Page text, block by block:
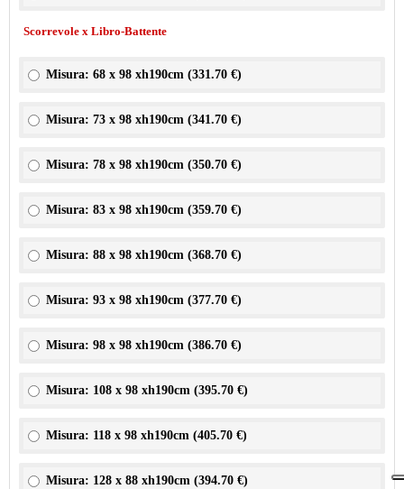
Scorrevole x Libro-Battente
Misura: 68 x 98 xh190cm (331.70 €)
Misura: 73 x 98 xh190cm (341.70 €)
Misura: 78 x 98 xh190cm (350.70 €)
Misura: 83 x 98 xh190cm (359.70 €)
Misura: 88 x 98 xh190cm (368.70 €)
Misura: 93 x 98 xh190cm (377.70 €)
Misura: 98 x 98 xh190cm (386.70 €)
Misura: 108 x 98 xh190cm (395.70 €)
Misura: 118 x 98 xh190cm (405.70 €)
Misura: 128 x 88 xh190cm (394.70 €)